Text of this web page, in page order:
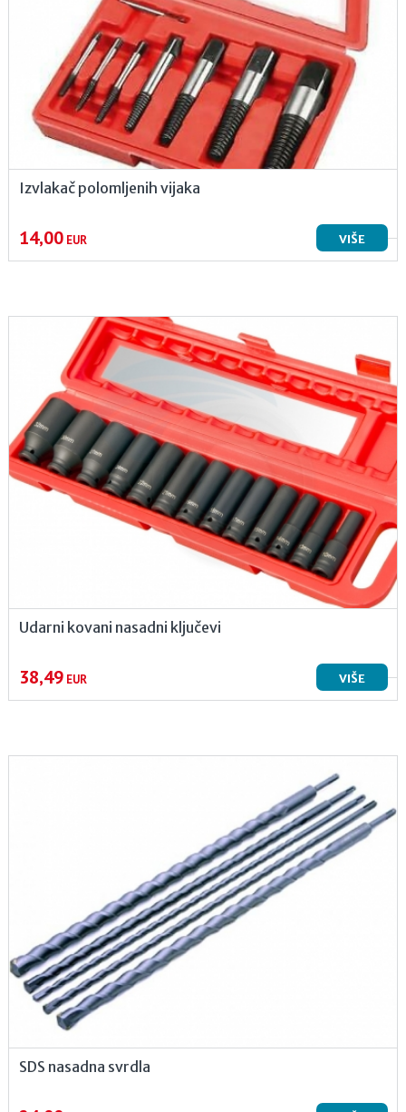
Izvlakač polomljenih vijaka
14,00EUR VIŠE
Udarni kovani nasadni ključevi
38,49EUR VIŠE
SDS nasadna svrdla